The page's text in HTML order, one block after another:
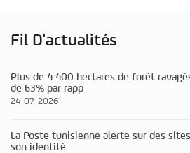
Fil D'actualités
Plus de 4 400 hectares de forêt
de 63% par rapp
24-07-2026
La Poste tunisienne alerte sur des
son identité